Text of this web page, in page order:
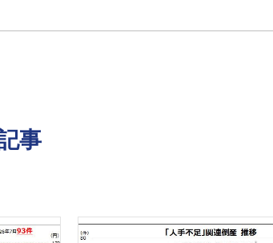
事